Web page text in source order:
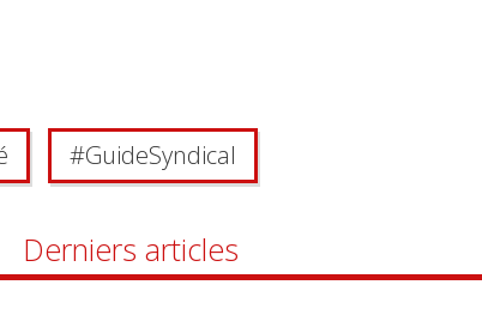
#Guide Syndical
Derniers articles